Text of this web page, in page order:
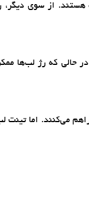
هستند. از سوی
در حالی که رژ
می‌کنند. اما تینت